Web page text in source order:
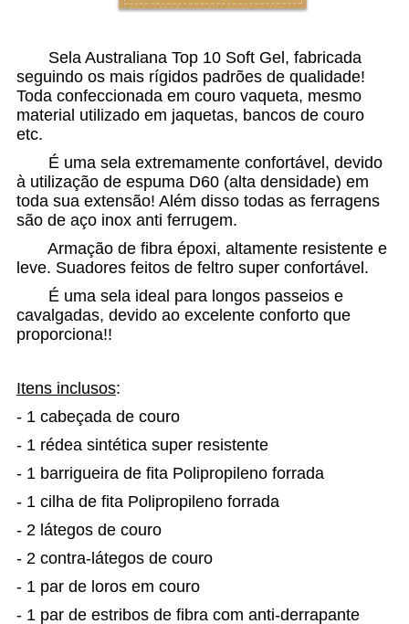
Sela Australiana Top 10 Soft Gel, fabricada
seguindo os mais rígidos padrões de qualidade!
Toda confeccionada em couro vaqueta, mesmo
material utilizado em jaquetas, bancos de couro
etc.
É uma sela extremamente confortável, devido
à utilização de espuma D60 (alta densidade) em
toda sua extensão! Além disso todas as ferragens
são de aço inox anti ferrugem.
Armação de fibra époxi, altamente resistente e
leve. Suadores feitos de feltro super confortável.
É uma sela ideal para longos passeios e
cavalgadas, devido ao excelente conforto que
proporciona!!
Itens inclusos:
- 1 cabeçada de couro
- 1 rédea sintética super resistente
- 1 barrigueira de fita Polipropileno forrada
- 1 cilha de fita Polipropileno forrada
- 2 látegos de couro
- 2 contra-látegos de couro
- 1 par de loros em couro
- 1 par de estribos de fibra com anti-derrapante